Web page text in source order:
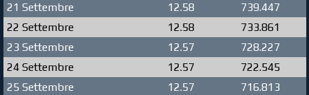
21 Settembre
12.58
739.447
22 Settembre
12.58
733.861
23 Settembre
12.57
728.227
24 Settembre
12.57
722.545
25 Settembre
12.57
716.813